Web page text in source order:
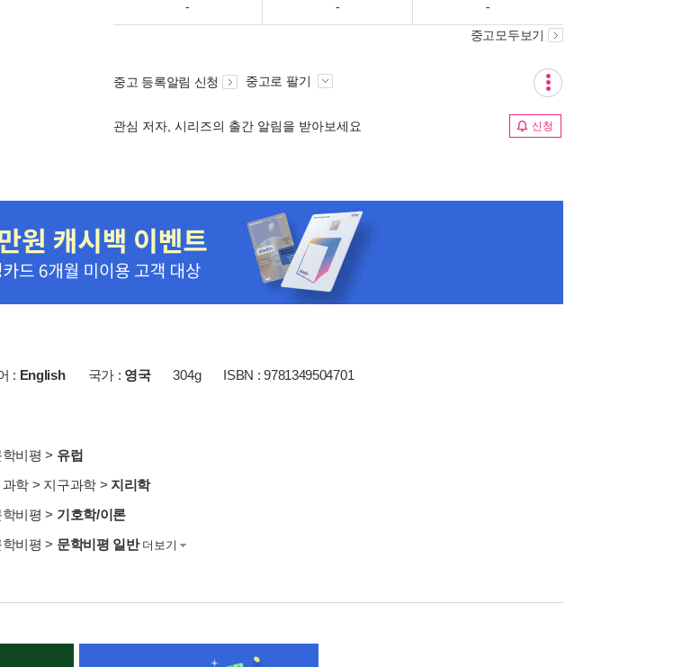
- - -
중고모두보기
중고 등록알림 신청 중고로 팔기
관심 저자, 시리즈의 출간 알림을 받아보세요 신청
: English 국가 : 영국 304g ISBN : 9781349504701
학비평 > 유럽
과학 > 지구과학> 지리학
학비평 > 기호학/이론
학비평 > 문학비평 일반 더보기